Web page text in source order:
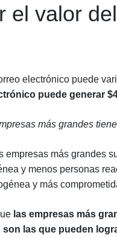
el valor
electrónico puede
puede generar
más grandes
empresas más grandes
y menos personas
y más
las empresas más
las que pueden